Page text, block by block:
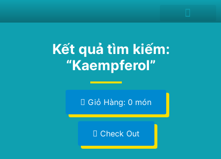
Kết quả tìm kiếm:
“Kaempferol”
Giỏ Hàng: 0 món
Check Out